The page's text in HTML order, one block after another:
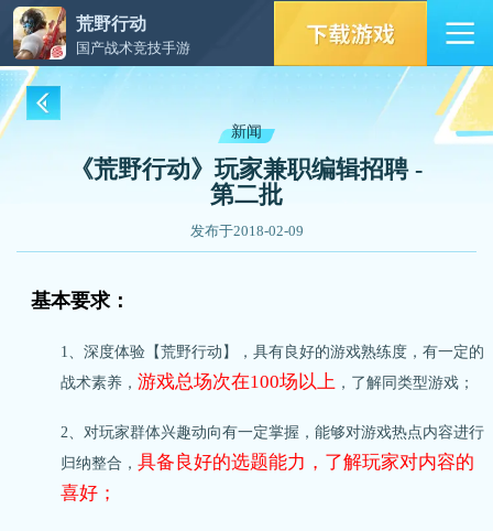
新闻
《荒野行动》玩家兼职编辑招聘 -
第二批
发布于2018-02-09
基本要求：
1、深度体验【荒野行动】，具有良好的游戏熟练度，有一定的
战术素养， 游戏总场次在100场以上 ，了解同类型游戏；
2、对玩家群体兴趣动向有一定掌握，能够对游戏热点内容进行
归纳整合， 具备良好的选题能力，了解玩家对内容的
喜好；
荒野行动
国产战术竞技手游